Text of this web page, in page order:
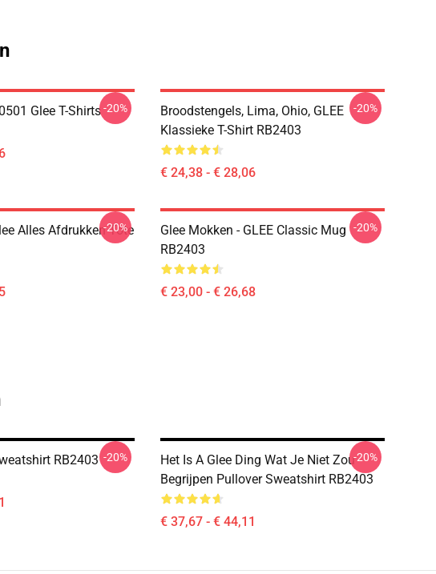
Glee T-Shirts-20%
Broodstengels, Lima, Ohio, GLEE
Klassieke T-Shirt RB2403
€ 24,38 - € 28,06
-20%
Alles Afdrukken Tote
-20%
Glee Mokken - GLEE Classic Mug
RB2403
€ 23,00 - € 26,68
-20%
RB2403 -20%
Het Is A Glee Ding Wat Je Niet Zou
Begrijpen Pullover Sweatshirt RB2403
€ 37,67 - € 44,11
-20%